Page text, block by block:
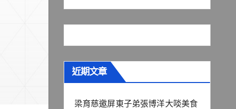
近期文章
梁育慈邀屏東子弟張博洋大啖美食